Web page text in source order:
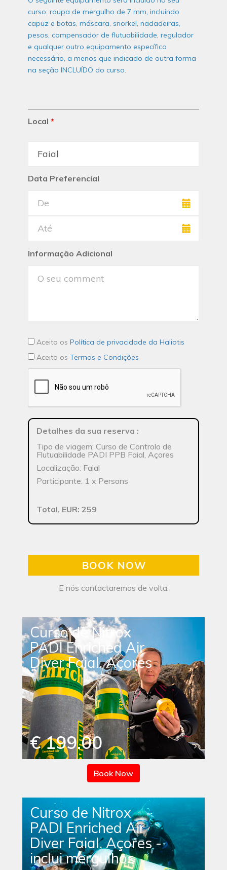
curso: roupa de mergulho de 7 mm, incluindo
capuz e botas, máscara, snorkel, nadadeiras,
pesos, compensador de flutuabilidade, regulador
e qualquer outro equipamento específico
necessário, a menos que indicado de outra forma
na seção INCLUÍDO do curso.
Local *
Data Preferencial
Informação Adicional
Aceito os Política de privacidade da Haliotis
Aceito os Termos e Condições
Detalhes da sua reserva :
Tipo de viagem: Curso de Controlo de
Flutuabilidade PADI PPB Faial, Açores
Localização: Faial
Participante: 1 x Persons
Total, EUR: 259
BOOK NOW
E nós contactaremos de volta.
Curso de Nitrox
PADI Enriched Air
Diver Faial, Açores
€ 199.00
Book Now
Curso de Nitrox
PADI Enriched Air
Diver Faial, Açores -
inclui mergulhos